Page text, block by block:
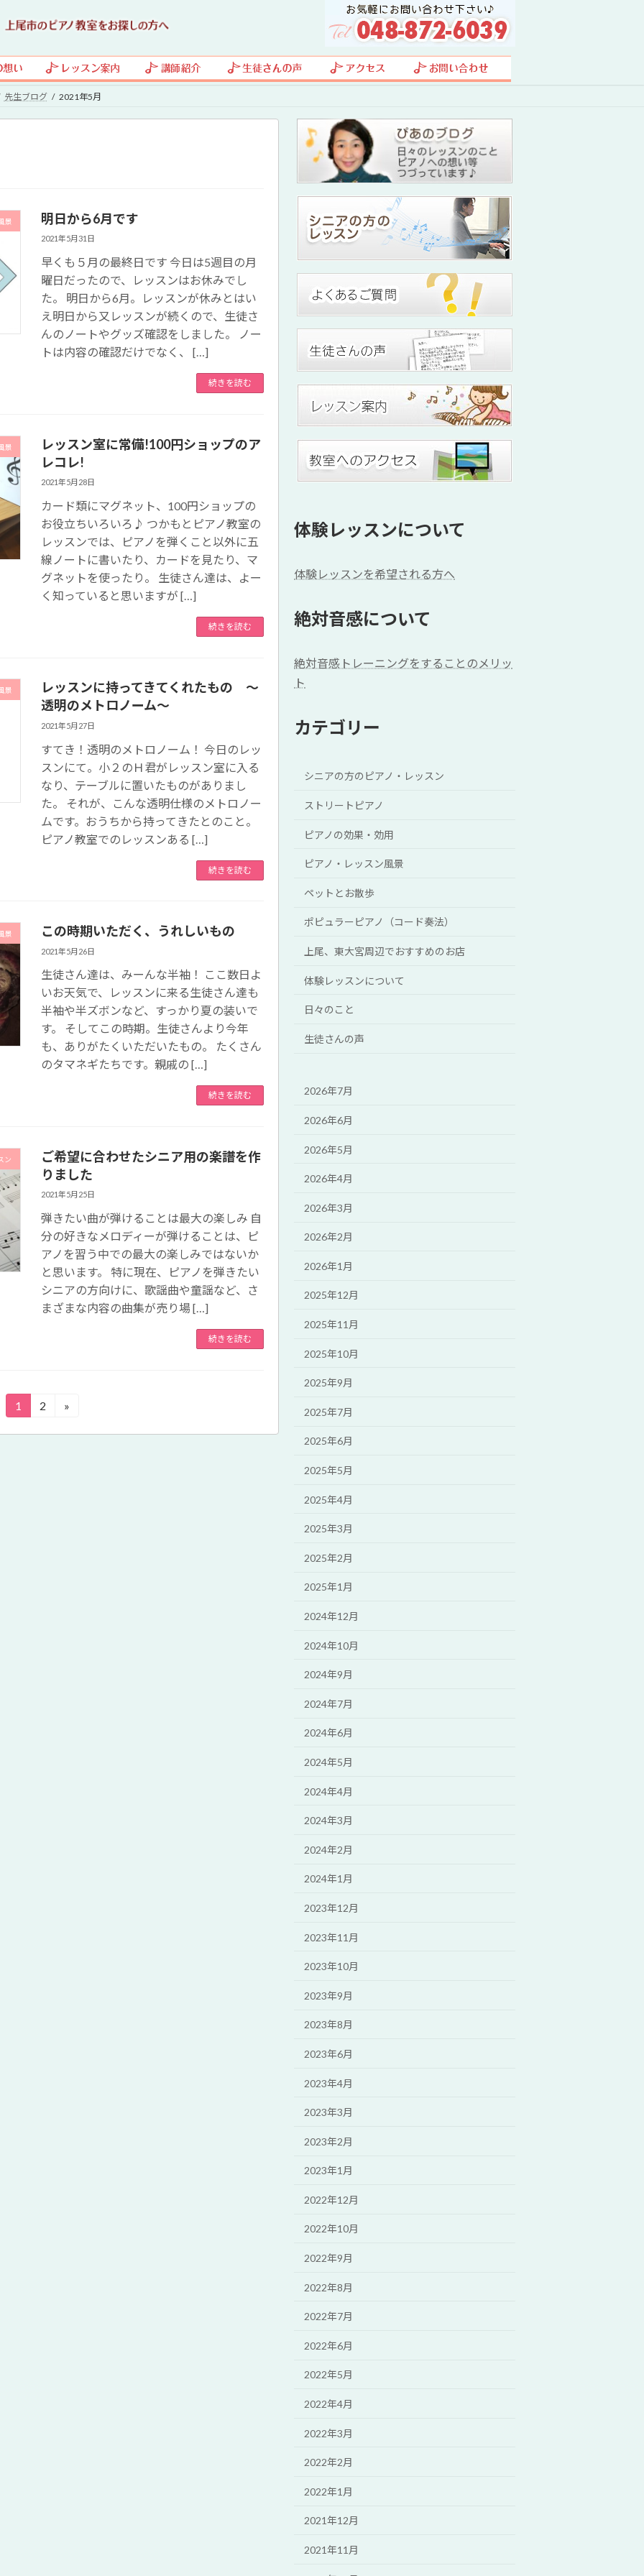
先生ブログ 2021年5月
景 明日から6月です
2021年5月31日
早くも５月の最終日です 今日は5週目の月
曜日だったので、レッスンはお休みでし
た。 明日から6月。レッスンが休みとはい
え明日から又レッスンが続くので、生徒さ
んのノートやグッズ確認をしました。 ノー
トは内容の確認だけでなく、 […]
続きを読む
景
レッスン室に常備!100円ショップのア
レコレ!
2021年5月28日
カード類にマグネット、100円ショップの
お役立ちいろいろ♪ つかもとピアノ教室の
レッスンでは、ピアノを弾くこと以外に五
線ノートに書いたり、カードを見たり、マ
グネットを使ったり。 生徒さん達は、よー
く知っていると思いますが […]
続きを読む
景
レッスンに持ってきてくれたもの ～
透明のメトロノーム～
2021年5月27日
すてき！透明のメトロノーム！ 今日のレッ
スンにて。小２のＨ君がレッスン室に入る
なり、テーブルに置いたものがありまし
た。 それが、こんな透明仕様のメトロノー
ムです。おうちから持ってきたとのこと。
ピアノ教室でのレッスンある […]
続きを読む
景 この時期いただく、うれしいもの
2021年5月26日
生徒さん達は、みーんな半袖！ ここ数日よ
いお天気で、レッスンに来る生徒さん達も
半袖や半ズボンなど、すっかり夏の装いで
す。 そしてこの時期。生徒さんより今年
も、ありがたくいただいたもの。 たくさん
のタマネギたちです。親戚の […]
続きを読む
ン
ご希望に合わせたシニア用の楽譜を作
りました
2021年5月25日
弾きたい曲が弾けることは最大の楽しみ 自
分の好きなメロディーが弾けることは、ピ
アノを習う中での最大の楽しみではないか
と思います。 特に現在、ピアノを弾きたい
シニアの方向けに、歌謡曲や童謡など、さ
まざまな内容の曲集が売り場 […]
続きを読む
固
1
固
2 »
体験レッスンについて
体験レッスンを希望される方へ
絶対音感について
絶対音感トレーニングをすることのメリッ
ト
カテゴリー
シニアの方のピアノ・レッスン
ストリートピアノ
ピアノの効果・効用
ピアノ・レッスン風景
ペットとお散歩
ポピュラーピアノ（コード奏法）
上尾、東大宮周辺でおすすめのお店
体験レッスンについて
日々のこと
生徒さんの声
2026年7月
2026年6月
2026年5月
2026年4月
2026年3月
2026年2月
2026年1月
2025年12月
2025年11月
2025年10月
2025年9月
2025年7月
2025年6月
2025年5月
2025年4月
2025年3月
2025年2月
2025年1月
2024年12月
2024年10月
2024年9月
2024年7月
2024年6月
2024年5月
2024年4月
2024年3月
2024年2月
2024年1月
2023年12月
2023年11月
2023年10月
2023年9月
2023年8月
2023年6月
2023年4月
2023年3月
2023年2月
2023年1月
2022年12月
2022年10月
2022年9月
2022年8月
2022年7月
2022年6月
2022年5月
2022年4月
2022年3月
2022年2月
2022年1月
2021年12月
2021年11月